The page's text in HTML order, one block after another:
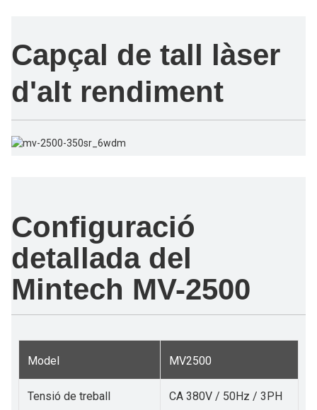
Capçal de tall làser
d'alt rendiment
Configuració
detallada del
Mintech MV-2500
Model MV2500
Tensió de treball CA 380V / 50Hz / 3PH